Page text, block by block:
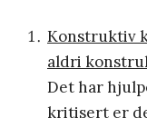
Konstruktiv
aldri
Det har
kritisert er